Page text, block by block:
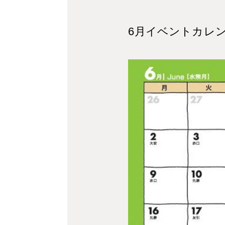
6月イベントカレ